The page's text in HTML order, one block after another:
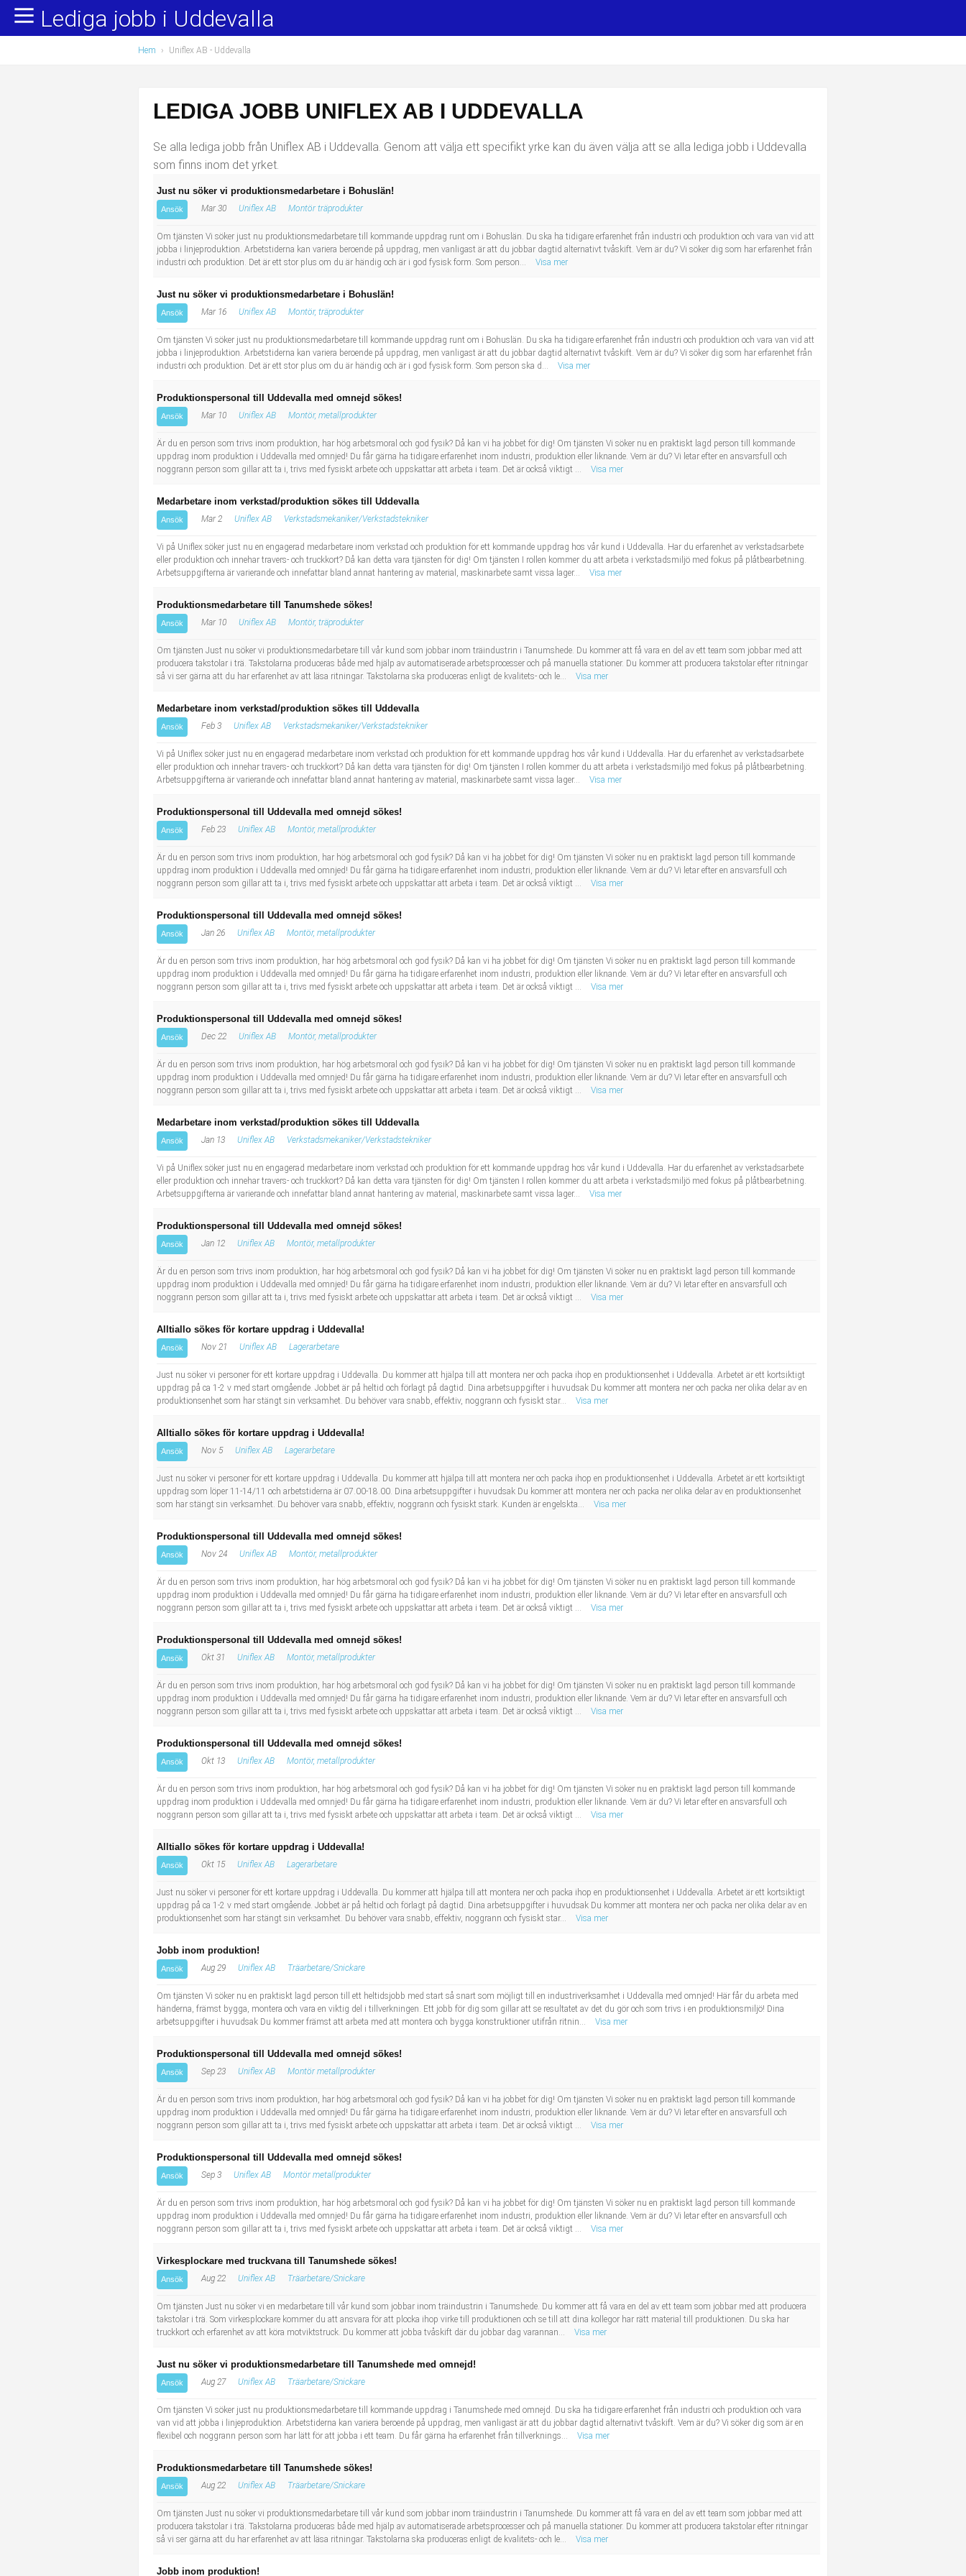
Yrkesområden
Administration, ekonomi, juridik
Försäljning, inköp, marknadsföring
Hotell, restaurang, storhushåll
Installation, drift, underhåll
Kropps- och skönhetsvård
Naturvetenskapligt arbete
Sanering och renhållning
Populära jobb
Undersköterska, hemtjänst och äldreboende
Lärare i förskola/Förskollärare
Bussförare/Busschaufför
Behandlingsassistent/Socialpedagog
Tidningsbud/Tidningsdistributör
Lärare i fritidshem/Fritidspedagog
Taxiförare/Taxichaufför
Läkarsekreterare/Vårdadmin/Medicinsk sekreterare
Informatör/Kommunikatör
Sjuksköterska, grundutbildad
Lediga jobb i Uddevalla
Hem › Uniflex AB - Uddevalla
LEDIGA JOBB UNIFLEX AB I UDDEVALLA
Se alla lediga jobb från Uniflex AB i Uddevalla. Genom att välja ett specifikt yrke kan du även välja att se alla lediga jobb i Uddevalla
som finns inom det yrket.
Just nu söker vi produktionsmedarbetare i Bohuslän!
Ansök Mar 30 Uniflex AB Montör träprodukter
Om tjänsten Vi söker just nu produktionsmedarbetare till kommande uppdrag runt om i Bohuslän. Du ska ha tidigare erfarenhet från industri och produktion och vara van vid att
jobba i linjeproduktion. Arbetstiderna kan variera beroende på uppdrag, men vanligast är att du jobbar dagtid alternativt tvåskift. Vem är du? Vi söker dig som har erfarenhet från
industri och produktion. Det är ett stor plus om du är händig och är i god fysisk form. Som person...
Visa mer
Just nu söker vi produktionsmedarbetare i Bohuslän!
Ansök Mar 16 Uniflex AB Montör, träprodukter
Om tjänsten Vi söker just nu produktionsmedarbetare till kommande uppdrag runt om i Bohuslän. Du ska ha tidigare erfarenhet från industri och produktion och vara van vid att
jobba i linjeproduktion. Arbetstiderna kan variera beroende på uppdrag, men vanligast är att du jobbar dagtid alternativt tvåskift. Vem är du? Vi söker dig som har erfarenhet från
industri och produktion. Det är ett stor plus om du är händig och är i god fysisk form. Som person ska d...
Visa mer
Produktionspersonal till Uddevalla med omnejd sökes!
Ansök Mar 10 Uniflex AB Montör, metallprodukter
Är du en person som trivs inom produktion, har hög arbetsmoral och god fysik? Då kan vi ha jobbet för dig! Om tjänsten Vi söker nu en praktiskt lagd person till kommande
uppdrag inom produktion i Uddevalla med omnjed! Du får gärna ha tidigare erfarenhet inom industri, produktion eller liknande. Vem är du? Vi letar efter en ansvarsfull och
noggrann person som gillar att ta i, trivs med fysiskt arbete och uppskattar att arbeta i team. Det är också viktigt ...
Visa mer
Medarbetare inom verkstad/produktion sökes till Uddevalla
Ansök Mar 2 Uniflex AB Verkstadsmekaniker/Verkstadstekniker
Vi på Uniflex söker just nu en engagerad medarbetare inom verkstad och produktion för ett kommande uppdrag hos vår kund i Uddevalla. Har du erfarenhet av verkstadsarbete
eller produktion och innehar travers- och truckkort? Då kan detta vara tjänsten för dig! Om tjänsten I rollen kommer du att arbeta i verkstadsmiljö med fokus på plåtbearbetning.
Arbetsuppgifterna är varierande och innefattar bland annat hantering av material, maskinarbete samt vissa lager...
Visa mer
Produktionsmedarbetare till Tanumshede sökes!
Ansök Mar 10 Uniflex AB Montör, träprodukter
Om tjänsten Just nu söker vi produktionsmedarbetare till vår kund som jobbar inom träindustrin i Tanumshede. Du kommer att få vara en del av ett team som jobbar med att
producera takstolar i trä. Takstolarna produceras både med hjälp av automatiserade arbetsprocesser och på manuella stationer. Du kommer att producera takstolar efter ritningar
så vi ser gärna att du har erfarenhet av att läsa ritningar. Takstolarna ska produceras enligt de kvalitets- och le...
Visa mer
Medarbetare inom verkstad/produktion sökes till Uddevalla
Ansök Feb 3 Uniflex AB Verkstadsmekaniker/Verkstadstekniker
Vi på Uniflex söker just nu en engagerad medarbetare inom verkstad och produktion för ett kommande uppdrag hos vår kund i Uddevalla. Har du erfarenhet av verkstadsarbete
eller produktion och innehar travers- och truckkort? Då kan detta vara tjänsten för dig! Om tjänsten I rollen kommer du att arbeta i verkstadsmiljö med fokus på plåtbearbetning.
Arbetsuppgifterna är varierande och innefattar bland annat hantering av material, maskinarbete samt vissa lager...
Visa mer
Produktionspersonal till Uddevalla med omnejd sökes!
Ansök Feb 23 Uniflex AB Montör, metallprodukter
Är du en person som trivs inom produktion, har hög arbetsmoral och god fysik? Då kan vi ha jobbet för dig! Om tjänsten Vi söker nu en praktiskt lagd person till kommande
uppdrag inom produktion i Uddevalla med omnjed! Du får gärna ha tidigare erfarenhet inom industri, produktion eller liknande. Vem är du? Vi letar efter en ansvarsfull och
noggrann person som gillar att ta i, trivs med fysiskt arbete och uppskattar att arbeta i team. Det är också viktigt ...
Visa mer
Produktionspersonal till Uddevalla med omnejd sökes!
Ansök Jan 26 Uniflex AB Montör, metallprodukter
Är du en person som trivs inom produktion, har hög arbetsmoral och god fysik? Då kan vi ha jobbet för dig! Om tjänsten Vi söker nu en praktiskt lagd person till kommande
uppdrag inom produktion i Uddevalla med omnjed! Du får gärna ha tidigare erfarenhet inom industri, produktion eller liknande. Vem är du? Vi letar efter en ansvarsfull och
noggrann person som gillar att ta i, trivs med fysiskt arbete och uppskattar att arbeta i team. Det är också viktigt ...
Visa mer
Produktionspersonal till Uddevalla med omnejd sökes!
Ansök Dec 22 Uniflex AB Montör, metallprodukter
Är du en person som trivs inom produktion, har hög arbetsmoral och god fysik? Då kan vi ha jobbet för dig! Om tjänsten Vi söker nu en praktiskt lagd person till kommande
uppdrag inom produktion i Uddevalla med omnjed! Du får gärna ha tidigare erfarenhet inom industri, produktion eller liknande. Vem är du? Vi letar efter en ansvarsfull och
noggrann person som gillar att ta i, trivs med fysiskt arbete och uppskattar att arbeta i team. Det är också viktigt ...
Visa mer
Medarbetare inom verkstad/produktion sökes till Uddevalla
Ansök Jan 13 Uniflex AB Verkstadsmekaniker/Verkstadstekniker
Vi på Uniflex söker just nu en engagerad medarbetare inom verkstad och produktion för ett kommande uppdrag hos vår kund i Uddevalla. Har du erfarenhet av verkstadsarbete
eller produktion och innehar travers- och truckkort? Då kan detta vara tjänsten för dig! Om tjänsten I rollen kommer du att arbeta i verkstadsmiljö med fokus på plåtbearbetning.
Arbetsuppgifterna är varierande och innefattar bland annat hantering av material, maskinarbete samt vissa lager...
Visa mer
Produktionspersonal till Uddevalla med omnejd sökes!
Ansök Jan 12 Uniflex AB Montör, metallprodukter
Är du en person som trivs inom produktion, har hög arbetsmoral och god fysik? Då kan vi ha jobbet för dig! Om tjänsten Vi söker nu en praktiskt lagd person till kommande
uppdrag inom produktion i Uddevalla med omnjed! Du får gärna ha tidigare erfarenhet inom industri, produktion eller liknande. Vem är du? Vi letar efter en ansvarsfull och
noggrann person som gillar att ta i, trivs med fysiskt arbete och uppskattar att arbeta i team. Det är också viktigt ...
Visa mer
Alltiallo sökes för kortare uppdrag i Uddevalla!
Ansök Nov 21 Uniflex AB Lagerarbetare
Just nu söker vi personer för ett kortare uppdrag i Uddevalla. Du kommer att hjälpa till att montera ner och packa ihop en produktionsenhet i Uddevalla. Arbetet är ett kortsiktigt
uppdrag på ca 1-2 v med start omgående. Jobbet är på heltid och förlagt på dagtid. Dina arbetsuppgifter i huvudsak Du kommer att montera ner och packa ner olika delar av en
produktionsenhet som har stängt sin verksamhet. Du behöver vara snabb, effektiv, noggrann och fysiskt star...
Visa mer
Alltiallo sökes för kortare uppdrag i Uddevalla!
Ansök Nov 5 Uniflex AB Lagerarbetare
Just nu söker vi personer för ett kortare uppdrag i Uddevalla. Du kommer att hjälpa till att montera ner och packa ihop en produktionsenhet i Uddevalla. Arbetet är ett kortsiktigt
uppdrag som löper 11-14/11 och arbetstiderna är 07.00-18.00. Dina arbetsuppgifter i huvudsak Du kommer att montera ner och packa ner olika delar av en produktionsenhet
som har stängt sin verksamhet. Du behöver vara snabb, effektiv, noggrann och fysiskt stark. Kunden är engelskta...
Visa mer
Produktionspersonal till Uddevalla med omnejd sökes!
Ansök Nov 24 Uniflex AB Montör, metallprodukter
Är du en person som trivs inom produktion, har hög arbetsmoral och god fysik? Då kan vi ha jobbet för dig! Om tjänsten Vi söker nu en praktiskt lagd person till kommande
uppdrag inom produktion i Uddevalla med omnjed! Du får gärna ha tidigare erfarenhet inom industri, produktion eller liknande. Vem är du? Vi letar efter en ansvarsfull och
noggrann person som gillar att ta i, trivs med fysiskt arbete och uppskattar att arbeta i team. Det är också viktigt ...
Visa mer
Produktionspersonal till Uddevalla med omnejd sökes!
Ansök Okt 31 Uniflex AB Montör, metallprodukter
Är du en person som trivs inom produktion, har hög arbetsmoral och god fysik? Då kan vi ha jobbet för dig! Om tjänsten Vi söker nu en praktiskt lagd person till kommande
uppdrag inom produktion i Uddevalla med omnjed! Du får gärna ha tidigare erfarenhet inom industri, produktion eller liknande. Vem är du? Vi letar efter en ansvarsfull och
noggrann person som gillar att ta i, trivs med fysiskt arbete och uppskattar att arbeta i team. Det är också viktigt ...
Visa mer
Produktionspersonal till Uddevalla med omnejd sökes!
Ansök Okt 13 Uniflex AB Montör, metallprodukter
Är du en person som trivs inom produktion, har hög arbetsmoral och god fysik? Då kan vi ha jobbet för dig! Om tjänsten Vi söker nu en praktiskt lagd person till kommande
uppdrag inom produktion i Uddevalla med omnjed! Du får gärna ha tidigare erfarenhet inom industri, produktion eller liknande. Vem är du? Vi letar efter en ansvarsfull och
noggrann person som gillar att ta i, trivs med fysiskt arbete och uppskattar att arbeta i team. Det är också viktigt ...
Visa mer
Alltiallo sökes för kortare uppdrag i Uddevalla!
Ansök Okt 15 Uniflex AB Lagerarbetare
Just nu söker vi personer för ett kortare uppdrag i Uddevalla. Du kommer att hjälpa till att montera ner och packa ihop en produktionsenhet i Uddevalla. Arbetet är ett kortsiktigt
uppdrag på ca 1-2 v med start omgående. Jobbet är på heltid och förlagt på dagtid. Dina arbetsuppgifter i huvudsak Du kommer att montera ner och packa ner olika delar av en
produktionsenhet som har stängt sin verksamhet. Du behöver vara snabb, effektiv, noggrann och fysiskt star...
Visa mer
Jobb inom produktion!
Ansök Aug 29 Uniflex AB Träarbetare/Snickare
Om tjänsten Vi söker nu en praktiskt lagd person till ett heltidsjobb med start så snart som möjligt till en industriverksamhet i Uddevalla med omnjed! Här får du arbeta med
händerna, främst bygga, montera och vara en viktig del i tillverkningen. Ett jobb för dig som gillar att se resultatet av det du gör och som trivs i en produktionsmiljö! Dina
arbetsuppgifter i huvudsak Du kommer främst att arbeta med att montera och bygga konstruktioner utifrån ritnin...
Visa mer
Produktionspersonal till Uddevalla med omnejd sökes!
Ansök Sep 23 Uniflex AB Montör metallprodukter
Är du en person som trivs inom produktion, har hög arbetsmoral och god fysik? Då kan vi ha jobbet för dig! Om tjänsten Vi söker nu en praktiskt lagd person till kommande
uppdrag inom produktion i Uddevalla med omnjed! Du får gärna ha tidigare erfarenhet inom industri, produktion eller liknande. Vem är du? Vi letar efter en ansvarsfull och
noggrann person som gillar att ta i, trivs med fysiskt arbete och uppskattar att arbeta i team. Det är också viktigt ...
Visa mer
Produktionspersonal till Uddevalla med omnejd sökes!
Ansök Sep 3 Uniflex AB Montör metallprodukter
Är du en person som trivs inom produktion, har hög arbetsmoral och god fysik? Då kan vi ha jobbet för dig! Om tjänsten Vi söker nu en praktiskt lagd person till kommande
uppdrag inom produktion i Uddevalla med omnjed! Du får gärna ha tidigare erfarenhet inom industri, produktion eller liknande. Vem är du? Vi letar efter en ansvarsfull och
noggrann person som gillar att ta i, trivs med fysiskt arbete och uppskattar att arbeta i team. Det är också viktigt ...
Visa mer
Virkesplockare med truckvana till Tanumshede sökes!
Ansök Aug 22 Uniflex AB Träarbetare/Snickare
Om tjänsten Just nu söker vi en medarbetare till vår kund som jobbar inom träindustrin i Tanumshede. Du kommer att få vara en del av ett team som jobbar med att producera
takstolar i trä. Som virkesplockare kommer du att ansvara för att plocka ihop virke till produktionen och se till att dina kollegor har rätt material till produktionen. Du ska har
truckkort och erfarenhet av att köra motviktstruck. Du kommer att jobba tvåskift där du jobbar dag varannan...
Visa mer
Just nu söker vi produktionsmedarbetare till Tanumshede med omnejd!
Ansök Aug 27 Uniflex AB Träarbetare/Snickare
Om tjänsten Vi söker just nu produktionsmedarbetare till kommande uppdrag i Tanumshede med omnejd. Du ska ha tidigare erfarenhet från industri och produktion och vara
van vid att jobba i linjeproduktion. Arbetstiderna kan variera beroende på uppdrag, men vanligast är att du jobbar dagtid alternativt tvåskift. Vem är du? Vi söker dig som är en
flexibel och noggrann person som har lätt för att jobba i ett team. Du får gärna ha erfarenhet från tillverknings...
Visa mer
Produktionsmedarbetare till Tanumshede sökes!
Ansök Aug 22 Uniflex AB Träarbetare/Snickare
Om tjänsten Just nu söker vi produktionsmedarbetare till vår kund som jobbar inom träindustrin i Tanumshede. Du kommer att få vara en del av ett team som jobbar med att
producera takstolar i trä. Takstolarna produceras både med hjälp av automatiserade arbetsprocesser och på manuella stationer. Du kommer att producera takstolar efter ritningar
så vi ser gärna att du har erfarenhet av att läsa ritningar. Takstolarna ska produceras enligt de kvalitets- och le...
Visa mer
Jobb inom produktion!